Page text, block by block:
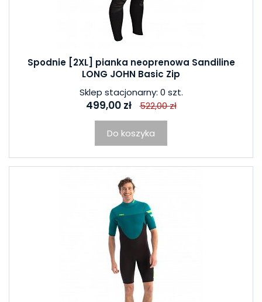
Spodnie [2XL] pianka neoprenowa Sandiline
LONG JOHN Basic Zip
Sklep stacjonarny: 0 szt.
499,00 zł 522,00 zł
Do koszyka